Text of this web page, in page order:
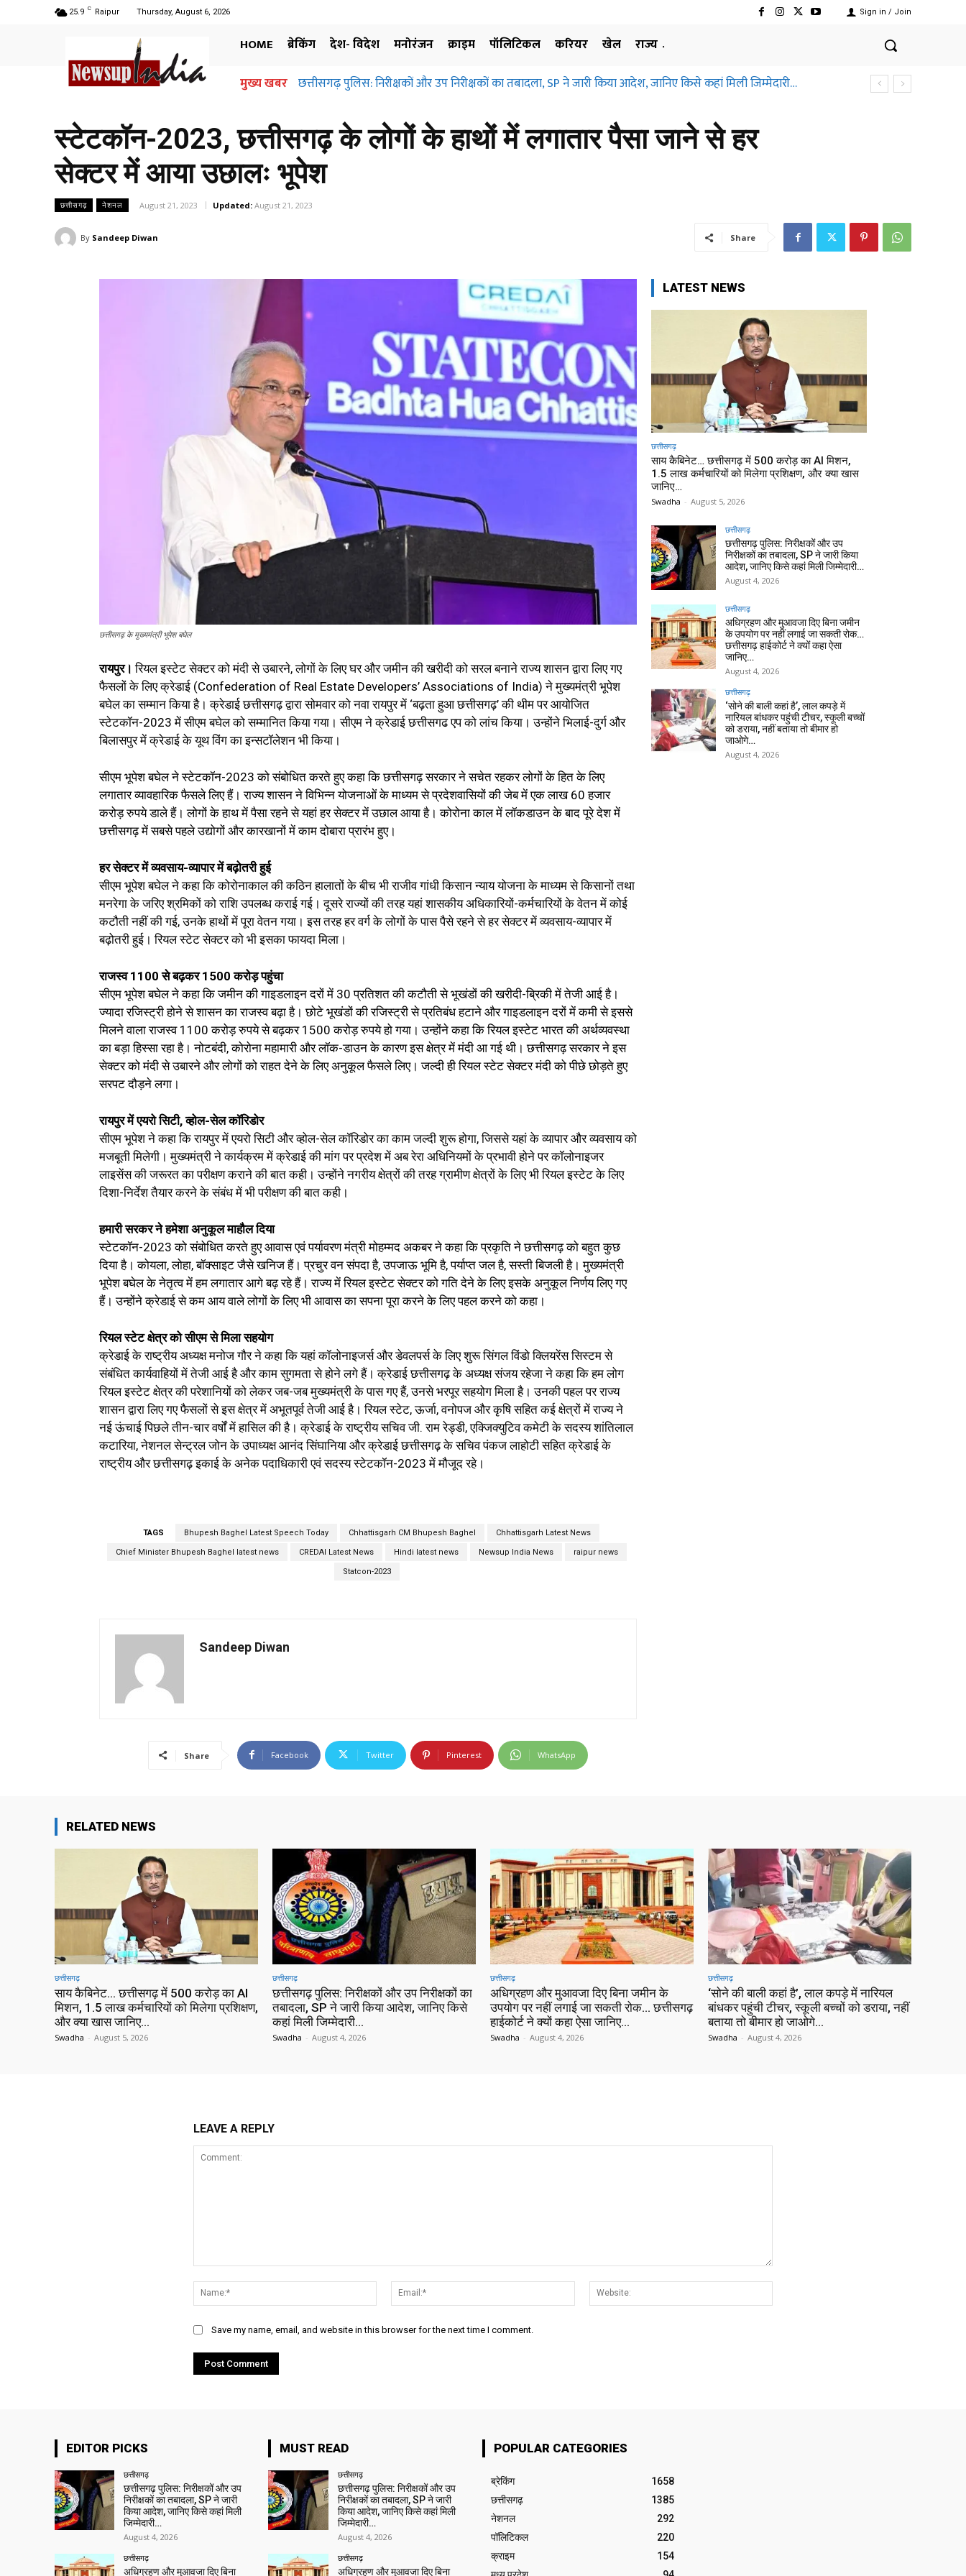
25.9 C Raipur Thursday, August 6, 2026 Sign in / Join
HOME ब्रेकिंग देश- विदेश मनोरंजन क्राइम पॉलिटिकल करियर खेल
राज्य
मुख्य खबरछत्तीसगढ़ पुलिस: निरीक्षकों और उप निरीक्षकों का तबादला, SP ने जारी किया आदेश, जानिए किसे कहां मिली जिम्मेदारी…
अधिग्रहण और मुआवजा दिए बिना जमीन के उपयोग पर नहीं लगाई जा सकती रोक… छत्तीसगढ़ हाईकोर्ट ने क्यों कहा ऐसा
स्टेटकॉन-2023, छत्तीसगढ़ के लोगों के हाथों में लगातार पैसा जाने से हर
सेक्टर में आया उछालः भूपेश
छत्तीसगढ़ नेशनल August 21, 2023 Updated: August 21, 2023
By Sandeep Diwan Share
छत्तीसगढ़ के मुख्यमंत्री भूपेश बघेल
रायपुर। रियल इस्टेट सेक्टर को मंदी से उबारने, लोगों के लिए घर और जमीन की खरीदी को सरल बनाने राज्य शासन द्वारा लिए गए
फैसलों के लिए क्रेडाई (Confederation of Real Estate Developers’ Associations of India) ने मुख्यमंत्री भूपेश
बघेल का सम्मान किया है। क्रेडाई छत्तीसगढ़ द्वारा सोमवार को नवा रायपुर में ‘बढ़ता हुआ छत्तीसगढ़’ की थीम पर आयोजित
स्टेटकॉन-2023 में सीएम बघेल को सम्मानित किया गया। सीएम ने क्रेडाई छत्तीसगढ एप को लांच किया। उन्होंने भिलाई-दुर्ग और
बिलासपुर में क्रेडाई के यूथ विंग का इन्सटॉलेशन भी किया।
सीएम भूपेश बघेल ने स्टेटकॉन-2023 को संबोधित करते हुए कहा कि छत्तीसगढ़ सरकार ने सचेत रहकर लोगों के हित के लिए
लगातार व्यावहारिक फैसले लिए हैं। राज्य शासन ने विभिन्न योजनाओं के माध्यम से प्रदेशवासियों की जेब में एक लाख 60 हजार
करोड़ रुपये डाले हैं। लोगों के हाथ में पैसा रहने से यहां हर सेक्टर में उछाल आया है। कोरोना काल में लॉकडाउन के बाद पूरे देश में
छत्तीसगढ़ में सबसे पहले उद्योगों और कारखानों में काम दोबारा प्रारंभ हुए।
हर सेक्टर में व्यवसाय-व्यापार में बढ़ोतरी हुई
सीएम भूपेश बघेल ने कहा कि कोरोनाकाल की कठिन हालातों के बीच भी राजीव गांधी किसान न्याय योजना के माध्यम से किसानों तथा
मनरेगा के जरिए श्रमिकों को राशि उपलब्ध कराई गई। दूसरे राज्यों की तरह यहां शासकीय अधिकारियों-कर्मचारियों के वेतन में कोई
कटौती नहीं की गई, उनके हाथों में पूरा वेतन गया। इस तरह हर वर्ग के लोगों के पास पैसे रहने से हर सेक्टर में व्यवसाय-व्यापार में
बढ़ोतरी हुई। रियल स्टेट सेक्टर को भी इसका फायदा मिला।
राजस्व 1100 से बढ़कर 1500 करोड़ पहुंचा
सीएम भूपेश बघेल ने कहा कि जमीन की गाइडलाइन दरों में 30 प्रतिशत की कटौती से भूखंडों की खरीदी-ब्रिकी में तेजी आई है।
ज्यादा रजिस्ट्री होने से शासन का राजस्व बढ़ा है। छोटे भूखंडों की रजिस्ट्री से प्रतिबंध हटाने और गाइडलाइन दरों में कमी से इससे
मिलने वाला राजस्व 1100 करोड़ रुपये से बढ़कर 1500 करोड़ रुपये हो गया। उन्होंने कहा कि रियल इस्टेट भारत की अर्थव्यवस्था
का बड़ा हिस्सा रहा है। नोटबंदी, कोरोना महामारी और लॉक-डाउन के कारण इस क्षेत्र में मंदी आ गई थी। छत्तीसगढ़ सरकार ने इस
सेक्टर को मंदी से उबारने और लोगों को राहत देने के लिए अनुकूल फैसले लिए। जल्दी ही रियल स्टेट सेक्टर मंदी को पीछे छोड़ते हुए
सरपट दौड़ने लगा।
रायपुर में एयरो सिटी, व्होल-सेल कॉरिडोर
सीएम भूपेश ने कहा कि रायपुर में एयरो सिटी और व्होल-सेल कॉरिडोर का काम जल्दी शुरू होगा, जिससे यहां के व्यापार और व्यवसाय को
मजबूती मिलेगी। मुख्यमंत्री ने कार्यक्रम में क्रेडाई की मांग पर प्रदेश में अब रेरा अधिनियमों के प्रभावी होने पर कॉलोनाइजर
लाइसेंस की जरूरत का परीक्षण कराने की बात कही। उन्होंने नगरीय क्षेत्रों की तरह ग्रामीण क्षेत्रों के लिए भी रियल इस्टेट के लिए
दिशा-निर्देश तैयार करने के संबंध में भी परीक्षण की बात कही।
हमारी सरकर ने हमेशा अनुकूल माहौल दिया
स्टेटकॉन-2023 को संबोधित करते हुए आवास एवं पर्यावरण मंत्री मोहम्मद अकबर ने कहा कि प्रकृति ने छत्तीसगढ़ को बहुत कुछ
दिया है। कोयला, लोहा, बॉक्साइट जैसे खनिज हैं। प्रचुर वन संपदा है, उपजाऊ भूमि है, पर्याप्त जल है, सस्ती बिजली है। मुख्यमंत्री
भूपेश बघेल के नेतृत्व में हम लगातार आगे बढ़ रहे हैं। राज्य में रियल इस्टेट सेक्टर को गति देने के लिए इसके अनुकूल निर्णय लिए गए
हैं। उन्होंने क्रेडाई से कम आय वाले लोगों के लिए भी आवास का सपना पूरा करने के लिए पहल करने को कहा।
रियल स्टेट क्षेत्र को सीएम से मिला सहयोग
क्रेडाई के राष्ट्रीय अध्यक्ष मनोज गौर ने कहा कि यहां कॉलोनाइजर्स और डेवलपर्स के लिए शुरू सिंगल विंडो क्लियरेंस सिस्टम से
संबंधित कार्यवाहियों में तेजी आई है और काम सुगमता से होने लगे हैं। क्रेडाई छत्तीसगढ़ के अध्यक्ष संजय रहेजा ने कहा कि हम लोग
रियल इस्टेट क्षेत्र की परेशानियों को लेकर जब-जब मुख्यमंत्री के पास गए हैं, उनसे भरपूर सहयोग मिला है। उनकी पहल पर राज्य
शासन द्वारा लिए गए फैसलों से इस क्षेत्र में अभूतपूर्व तेजी आई है। रियल स्टेट, ऊर्जा, वनोपज और कृषि सहित कई क्षेत्रों में राज्य ने
नई ऊंचाई पिछले तीन-चार वर्षों में हासिल की है। क्रेडाई के राष्ट्रीय सचिव जी. राम रेड्डी, एक्जिक्युटिव कमेटी के सदस्य शांतिलाल
कटारिया, नेशनल सेन्ट्रल जोन के उपाध्यक्ष आनंद सिंघानिया और क्रेडाई छत्तीसगढ़ के सचिव पंकज लाहोटी सहित क्रेडाई के
राष्ट्रीय और छत्तीसगढ़ इकाई के अनेक पदाधिकारी एवं सदस्य स्टेटकॉन-2023 में मौजूद रहे।
TAGS Bhupesh Baghel Latest Speech Today Chhattisgarh CM Bhupesh Baghel Chhattisgarh Latest News
Chief Minister Bhupesh Baghel latest news CREDAI Latest News Hindi latest news Newsup India News raipur news
Statcon-2023
Sandeep Diwan
Share Facebook Twitter Pinterest WhatsApp
LATEST NEWS
छत्तीसगढ़
साय कैबिनेट… छत्तीसगढ़ में 500 करोड़ का AI मिशन,
1.5 लाख कर्मचारियों को मिलेगा प्रशिक्षण, और क्या खास
जानिए…
Swadha - August 5, 2026
छत्तीसगढ़
छत्तीसगढ़ पुलिस: निरीक्षकों और उप
निरीक्षकों का तबादला, SP ने जारी किया
आदेश, जानिए किसे कहां मिली जिम्मेदारी…
August 4, 2026
छत्तीसगढ़
अधिग्रहण और मुआवजा दिए बिना जमीन
के उपयोग पर नहीं लगाई जा सकती रोक…
छत्तीसगढ़ हाईकोर्ट ने क्यों कहा ऐसा
जानिए…
August 4, 2026
छत्तीसगढ़
‘सोने की बाली कहां है’, लाल कपड़े में
नारियल बांधकर पहुंची टीचर, स्कूली बच्चों
को डराया, नहीं बताया तो बीमार हो
जाओगे…
August 4, 2026
RELATED NEWS
छत्तीसगढ़
साय कैबिनेट… छत्तीसगढ़ में 500 करोड़ का AI
मिशन, 1.5 लाख कर्मचारियों को मिलेगा प्रशिक्षण,
और क्या खास जानिए…
Swadha - August 5, 2026
छत्तीसगढ़
छत्तीसगढ़ पुलिस: निरीक्षकों और उप निरीक्षकों का
तबादला, SP ने जारी किया आदेश, जानिए किसे
कहां मिली जिम्मेदारी…
Swadha - August 4, 2026
छत्तीसगढ़
अधिग्रहण और मुआवजा दिए बिना जमीन के
उपयोग पर नहीं लगाई जा सकती रोक… छत्तीसगढ़
हाईकोर्ट ने क्यों कहा ऐसा जानिए…
Swadha - August 4, 2026
छत्तीसगढ़
‘सोने की बाली कहां है’, लाल कपड़े में नारियल
बांधकर पहुंची टीचर, स्कूली बच्चों को डराया, नहीं
बताया तो बीमार हो जाओगे…
Swadha - August 4, 2026
LEAVE A REPLY
Name:*
Email:*
Save my name, email, and website in this browser for the next time I comment.
EDITOR PICKS
छत्तीसगढ़
छत्तीसगढ़ पुलिस: निरीक्षकों और उप
निरीक्षकों का तबादला, SP ने जारी
किया आदेश, जानिए किसे कहां मिली
जिम्मेदारी…
August 4, 2026
छत्तीसगढ़
अधिग्रहण और मुआवजा दिए बिना
MUST READ
छत्तीसगढ़
छत्तीसगढ़ पुलिस: निरीक्षकों और उप
निरीक्षकों का तबादला, SP ने जारी
किया आदेश, जानिए किसे कहां मिली
जिम्मेदारी…
August 4, 2026
छत्तीसगढ़
अधिग्रहण और मुआवजा दिए बिना
POPULAR CATEGORIES
ब्रेकिंग
1658
छत्तीसगढ़
1385
नेशनल
292
पॉलिटिकल
220
क्राइम
154